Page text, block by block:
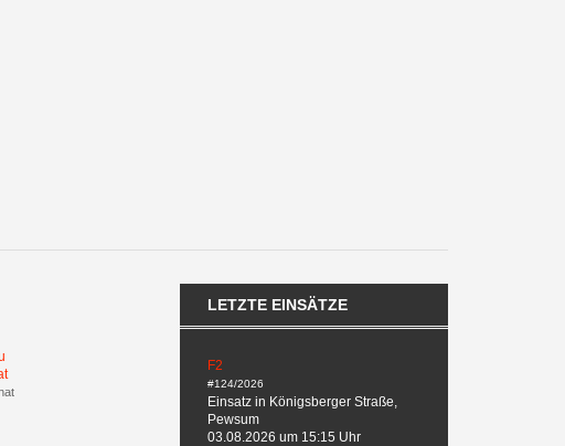
LETZTE EINSÄTZE
F2
#124/2026
Einsatz in Königsberger Straße,
Pewsum
03.08.2026 um 15:15 Uhr